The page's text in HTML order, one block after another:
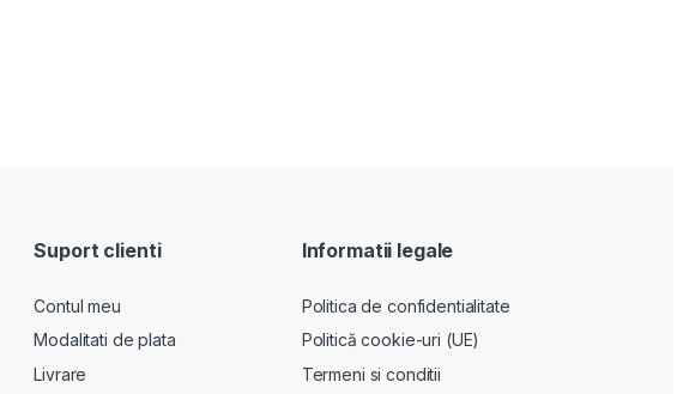
Suport clienti
Contul meu
Modalitati de plata
Livrare
Informatii legale
Politica de confidentialitate
Politică cookie-uri (UE)
Termeni si conditii